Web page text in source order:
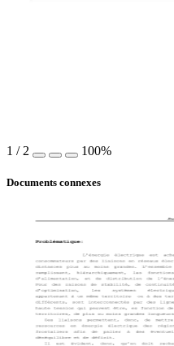
1 / 2 100%
Documents connexes